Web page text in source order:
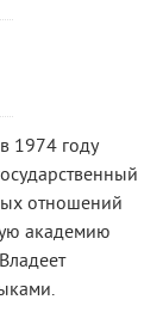
1974 году
отношений
академию